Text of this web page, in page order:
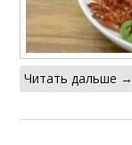
Читать дальше →